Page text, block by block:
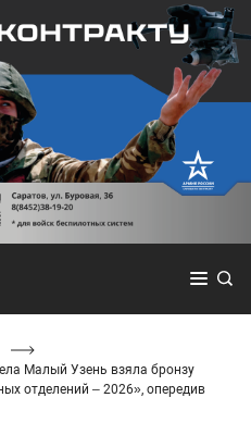
Малый Узень взяла бронзу
отделений – 2026», опередив